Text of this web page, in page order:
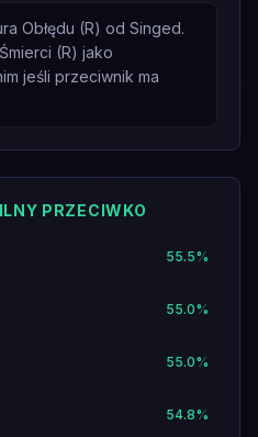
Obłędu (R) od Singed.
(R) jako
jeśli przeciwnik ma
PRZECIWKO
55.5%
55.0%
55.0%
54.8%